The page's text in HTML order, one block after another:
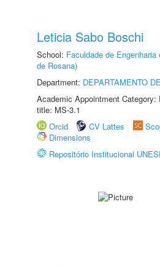
Leticia Sabo Boschi
School: Faculdade de
de Rosana)
Department: DEPARTAMENTO
Academic Appointment Category:
title: MS-3.1
Orcid
CV Lattes
Dimensions
Repositório Institucional